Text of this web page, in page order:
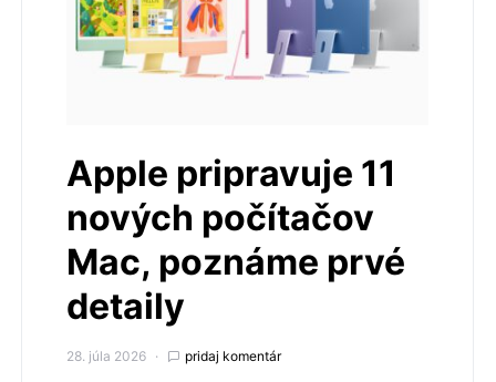
Apple pripravuje 11
nových počítačov
Mac, poznáme prvé
detaily
28. júla 2026 pridaj komentár